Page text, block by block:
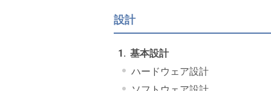
設計
基本設計
ハードウェア設計